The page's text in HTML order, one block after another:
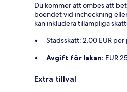
Du kommer att ombes att
boendet vid incheckning
kan inkludera tillämpliga
Stadsskatt: 2.00 EUR
Avgift för lakan: EUR
Extra tillval